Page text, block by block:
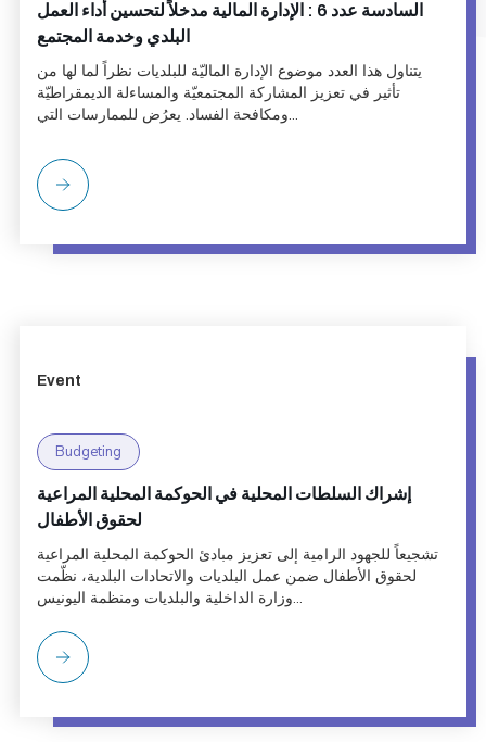
السادسة عدد 6 : الإدارة المالية مدخلاً لتحسين أداء العمل
البلدي وخدمة المجتمع
يتناول هذا العدد موضوع الإدارة الماليّة للبلديات نظراً لما لها من
تأثير في تعزيز المشاركة المجتمعيّة والمساءلة الديمقراطيّة
ومكافحة الفساد. يعرُض للممارسات التي...
Event
Budgeting
إشراك السلطات المحلية في الحوكمة المحلية المراعية
لحقوق الأطفال
تشجيعاً للجهود الرامية إلى تعزيز مبادئ الحوكمة المحلية المراعية
لحقوق الأطفال ضمن عمل البلديات والاتحادات البلدية، نظّمت
وزارة الداخلية والبلديات ومنظمة اليونيس...